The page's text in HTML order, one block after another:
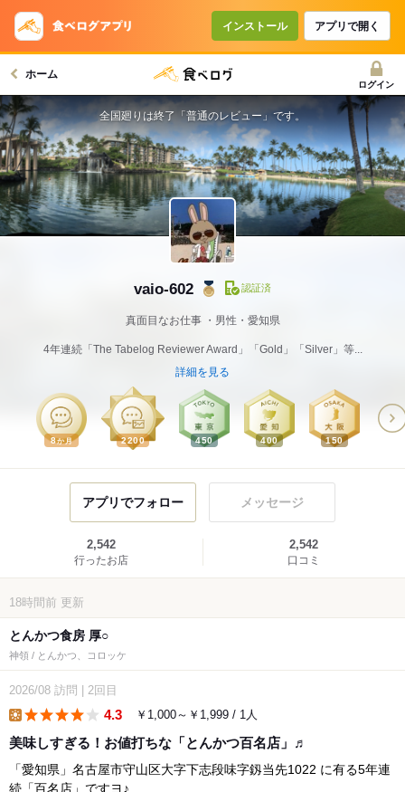
インストール アプリで開く
ホーム
ログイン
vaio-602 認証済
真面目なお仕事 男性・愛知県
4年連続「The Tabelog Reviewer Award」「Gold」「Silver」等...
詳細を見る
8か月 2200 450 400 150
全国廻りは終了「普通のレビュー」です。
アプリでフォロー メッセージ
2,542
行ったお店
2,542
口コミ
18時間前 更新
とんかつ食房 厚○
神領 / とんかつ、コロッケ
2026/08 訪問 2回目
4.3 ￥1,000～￥1,999 / 1人
美味しすぎる！お値打ちな「とんかつ百名店」♬
「愛知県」名古屋市守山区大字下志段味字釼当先1022 に有る5年連
続「百名店」ですヨ♪